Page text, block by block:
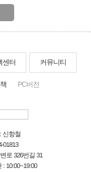
센터 커뮤니티
PC버전
신항철
01813
로 326번길 31
: 10:00~19:00